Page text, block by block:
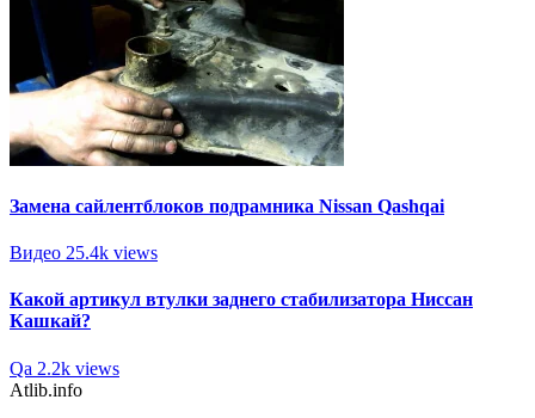
Замена сайлентблоков подрамника Nissan Qashqai
Видео 25.4k views
Какой артикул втулки заднего стабилизатора Ниссан
Кашкай?
Qa 2.2k views
Atlib.info